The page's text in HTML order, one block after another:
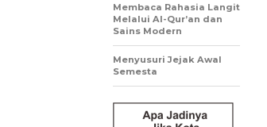
Membaca Rahasia Langit
Melalui Al-Qur’an dan
Sains Modern
Menyusuri Jejak Awal
Semesta